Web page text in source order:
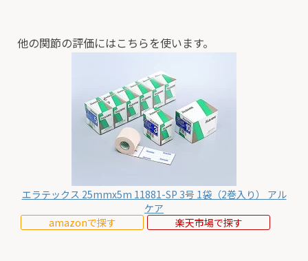
他の関節の評価にはこちらを使います。
エラテックス 25mmx5m 11881-SP 3号 1袋（2巻入り） アル
ケア
amazonで探す
楽天市場で探す